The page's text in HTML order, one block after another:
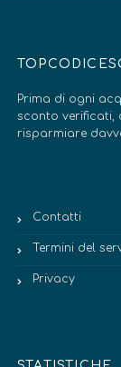
Prima di ogni
sconto verificati,
risparmiare
Contatti
Termini del
Privacy